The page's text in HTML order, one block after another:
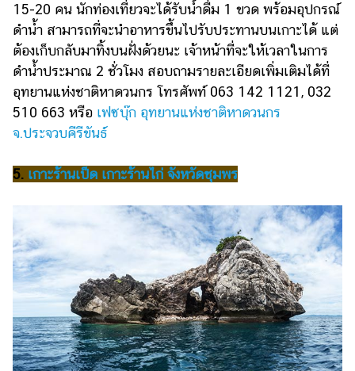
15-20 คน นักท่องเที่ยวจะได้รับน้ำดื่ม 1 ขวด พร้อมอุปกรณ์
ดำน้ำ สามารถที่จะนำอาหารขึ้นไปรับประทานบนเกาะได้ แต่
ต้องเก็บกลับมาทิ้งบนฝั่งด้วยนะ เจ้าหน้าที่จะให้เวลาในการ
ดำน้ำประมาณ 2 ชั่วโมง สอบถามรายละเอียดเพิ่มเติมได้ที่
อุทยานแห่งชาติหาดวนกร โทรศัพท์ 063 142 1121, 032
510 663 หรือ เฟซบุ๊ก อุทยานแห่งชาติหาดวนกร
จ.ประจวบคีรีขันธ์
5. เกาะร้านเป็ด เกาะร้านไก่ จังหวัดชุมพร